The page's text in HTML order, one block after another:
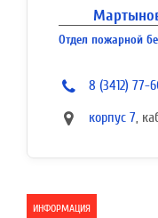
Отдел пожарной
8 (3412) 77-
корпус 7,
ИНФОРМАЦИЯ